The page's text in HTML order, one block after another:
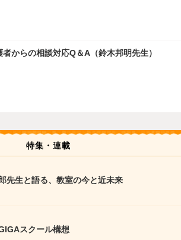
者からの相談対応Q＆A（鈴木邦明先生）
特集・連載
先生と語る、教室の今と近未来
スクール構想